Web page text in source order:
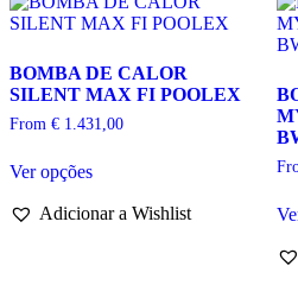
BOMBA DE CALOR
SILENT MAX FI POOLEX
From € 1.431,00
Ver opçõesproduct
multiple
Adicionar a Wishlist